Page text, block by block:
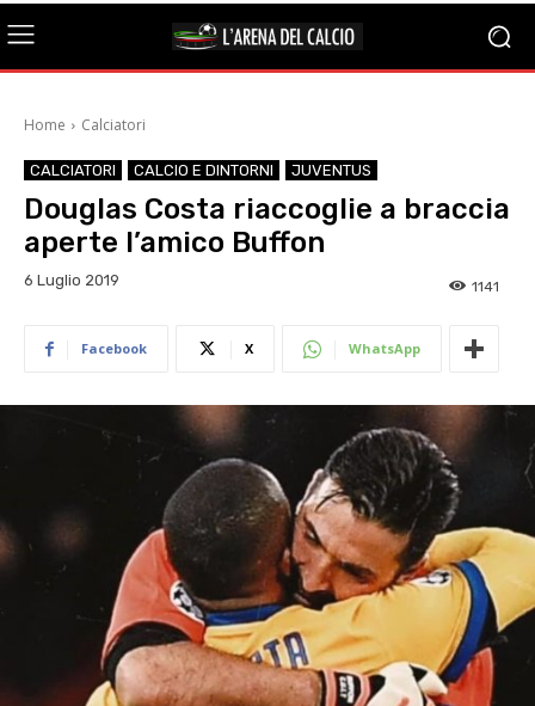
Home Calciatori
CALCIATORI CALCIO E DINTORNI JUVENTUS
Douglas Costa riaccoglie a braccia
aperte l’amico Buffon
6 Luglio 2019 1141
Facebook X WhatsApp